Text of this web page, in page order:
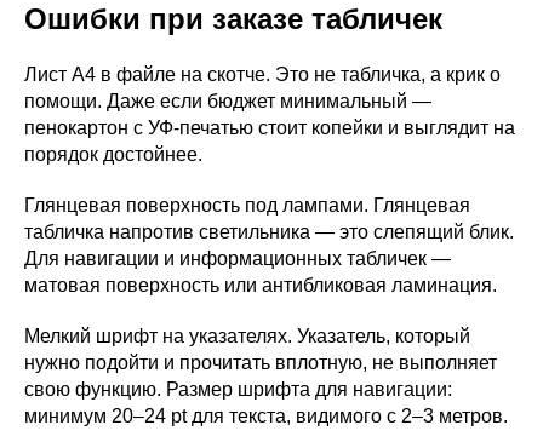
Ошибки при заказе табличек
Лист А4 в файле на скотче. Это не табличка, а крик о
помощи. Даже если бюджет минимальный —
пенокартон с УФ-печатью стоит копейки и выглядит на
порядок достойнее.
Глянцевая поверхность под лампами. Глянцевая
табличка напротив светильника — это слепящий блик.
Для навигации и информационных табличек —
матовая поверхность или антибликовая ламинация.
Мелкий шрифт на указателях. Указатель, который
нужно подойти и прочитать вплотную, не выполняет
свою функцию. Размер шрифта для навигации:
минимум 20–24 pt для текста, видимого с 2–3 метров.